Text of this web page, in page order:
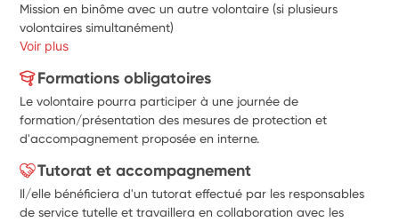
Mission en binôme avec un autre volontaire (si plusieurs
volontaires simultanément)
Voir plus
Formations obligatoires
Le volontaire pourra participer à une journée de
formation/présentation des mesures de protection et
d'accompagnement proposée en interne.
Tutorat et accompagnement
Il/elle bénéficiera d'un tutorat effectué par les responsables
de service tutelle et travaillera en collaboration avec les